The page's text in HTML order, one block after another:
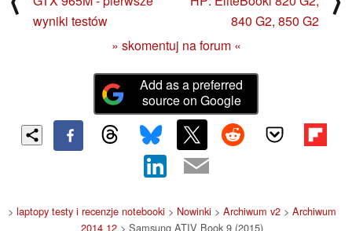
wyniki testów
840 G2, 850 G2
» skomentuj na forum «
Add as a preferred
source on Google
> laptopy testy i recenzje notebooki > Nowinki > Archiwum v2 > Archiwum
2014 12 > Samsung ATIV Book 9 (2015)